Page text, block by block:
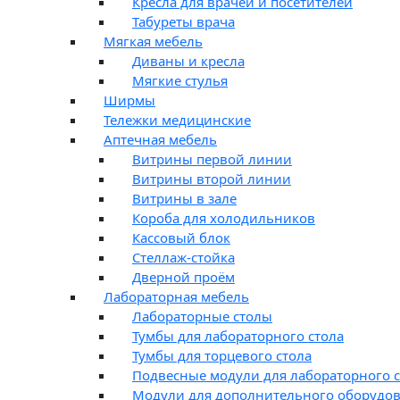
Табуреты врача
Мягкая мебель
Диваны и кресла
Мягкие стулья
Ширмы
Тележки медицинские
Аптечная мебель
Витрины первой линии
Витрины второй линии
Витрины в зале
Короба для холодильников
Кассовый блок
Стеллаж-стойка
Дверной проём
Лабораторная мебель
Лабораторные столы
Тумбы для лабораторного стола
Тумбы для торцевого стола
Подвесные модули для лабораторного
Модули для дополнительного